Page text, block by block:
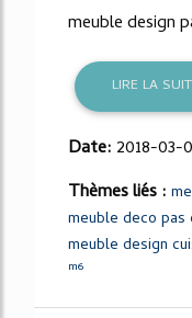
meuble design
LIRE LA
Date: 2018-03-
Thèmes liés :
meuble deco pas
meuble design
m6